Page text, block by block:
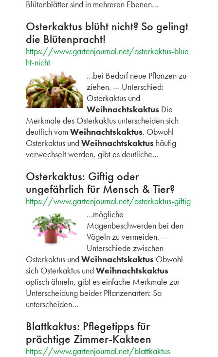
Blütenblätter sind in mehreren Ebenen…
Osterkaktus blüht nicht? So gelingt
die Blütenpracht!
https://www.gartenjournal.net/osterkaktus-blue
ht-nicht
…bei Bedarf neue Pflanzen zu
ziehen. — Unterschied:
Osterkaktus und
WeihnachtskaktusDie
Merkmale des Osterkaktus unterscheiden sich
deutlich vom Weihnachtskaktus. Obwohl
Osterkaktus undWeihnachtskaktushäufig
verwechselt werden, gibt es deutliche…
Osterkaktus: Giftig oder
ungefährlich für Mensch & Tier?
https://www.gartenjournal.net/osterkaktus-giftig
…mögliche
Magenbeschwerden bei den
Vögeln zu vermeiden. —
Unterschiede zwischen
Osterkaktus undWeihnachtskaktusObwohl
sich Osterkaktus undWeihnachtskaktus
optisch ähneln, gibt es einfache Merkmale zur
Unterscheidung beider Pflanzenarten: So
unterscheiden…
Blattkaktus: Pflegetipps für
prächtige Zimmer-Kakteen
https://www.gartenjournal.net/blattkaktus